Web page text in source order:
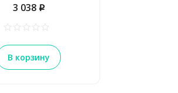
3 038 p
В корзину